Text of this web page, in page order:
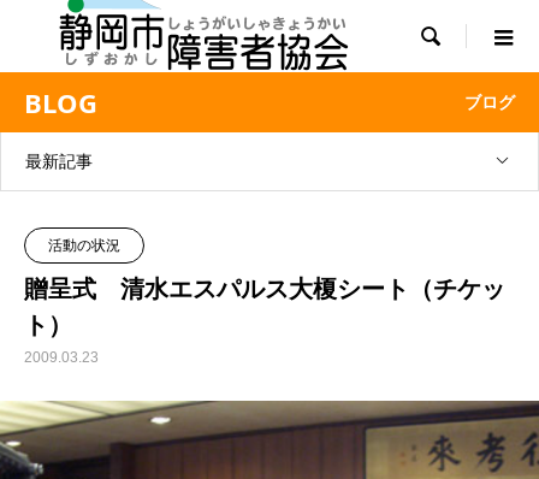

BLOG ブログ
最新記事
活動の状況
贈呈式 清水エスパルス大榎シート（チケッ
ト）
2009.03.23